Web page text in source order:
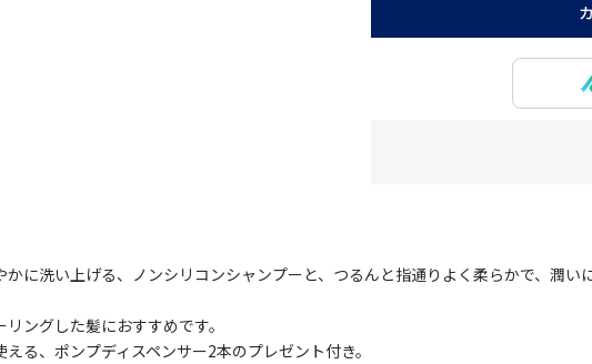
に洗い上げる、ノンシリコンシャンプーと、つるんと指通りよく柔らかで、潤い
ングした髪におすすめです。
る、ポンプディスペンサー2本のプレゼント付き。